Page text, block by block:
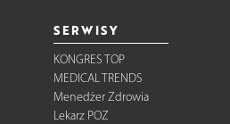
SERWISY
KONGRES TOP
MEDICAL TRENDS
Menedżer Zdrowia
Lekarz POZ